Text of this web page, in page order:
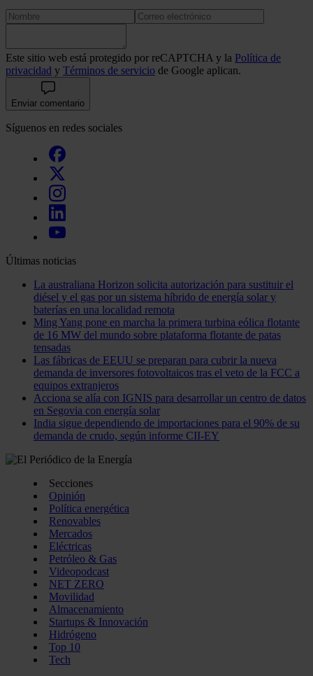
Este sitio web está protegido por reCAPTCHA y la Política de
privacidad y Términos de servicio de Google aplican.
Enviar comentario
Síguenos en redes sociales
Últimas noticias
La australiana Horizon solicita autorización para sustituir el
diésel y el gas por un sistema híbrido de energía solar y
baterías en una localidad remota
Ming Yang pone en marcha la primera turbina eólica flotante
de 16 MW del mundo sobre plataforma flotante de patas
tensadas
Las fábricas de EEUU se preparan para cubrir la nueva
demanda de inversores fotovoltaicos tras el veto de la FCC a
equipos extranjeros
Acciona se alía con IGNIS para desarrollar un centro de datos
en Segovia con energía solar
India sigue dependiendo de importaciones para el 90% de su
demanda de crudo, según informe CII-EY
Secciones
Opinión
Política energética
Renovables
Mercados
Eléctricas
Petróleo & Gas
Videopodcast
NET ZERO
Movilidad
Almacenamiento
Startups & Innovación
Hidrógeno
Top 10
Tech